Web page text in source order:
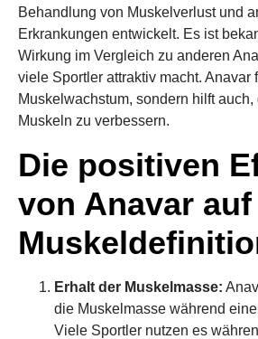
Behandlung von Muskelverlust und
Erkrankungen entwickelt. Es ist
Wirkung im Vergleich zu anderen
viele Sportler attraktiv macht. Anavar
Muskelwachstum, sondern hilft
Muskeln zu verbessern.
Die positiven
von Anavar
Erhalt der Muskelmasse:
die Muskelmasse während
Viele Sportler nutzen es